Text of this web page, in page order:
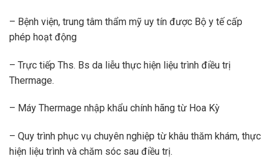
– Bệnh viện, trung tâm thẩm mỹ uy tín được Bộ y tế cấp
phép hoạt động
– Trực tiếp Ths. Bs da liễu thực hiện liệu trình điều trị
Thermage.
– Máy Thermage nhập khẩu chính hãng từ Hoa Kỳ
– Quy trình phục vụ chuyên nghiệp từ khâu thăm khám, thực
hiện liệu trình và chăm sóc sau điều trị.